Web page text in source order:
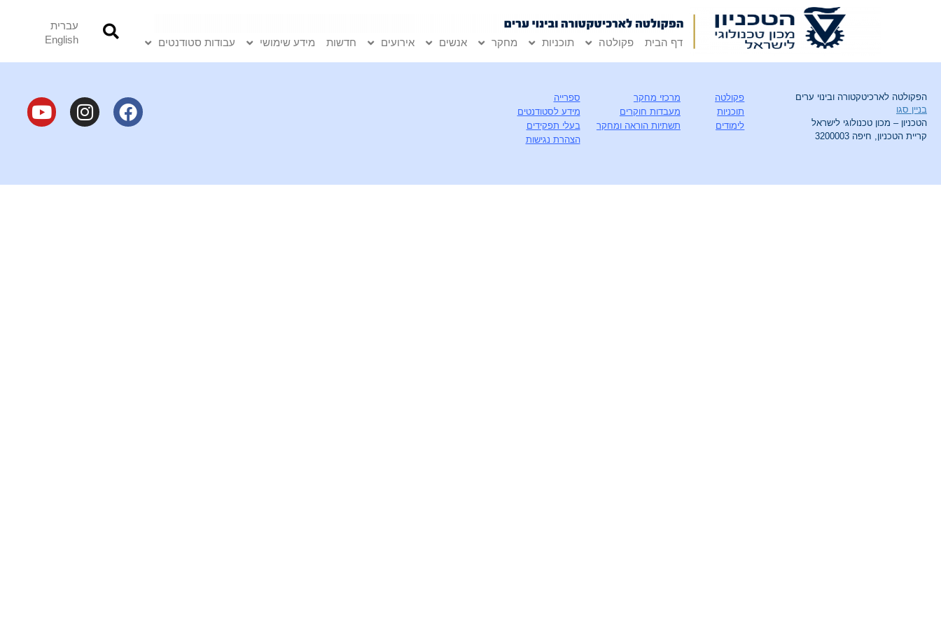
דף הבית פקולטה תוכניות מחקר אנשים אירועים חדשות מידע שימושי עבודות סטודנטים
עברית
English
הפקולטה לארכיטקטורה ובינוי ערים
בניין סגו
הטכניון – מכון טכנולוגי לישראל
קריית הטכניון, חיפה 3200003
פקולטה
תוכניות
לימודים
מרכזי מחקר
מעבדות חוקרים
תשתיות הוראה ומחקר
ספרייה
מידע לסטודנטים
בעלי תפקידים
הצהרת נגישות